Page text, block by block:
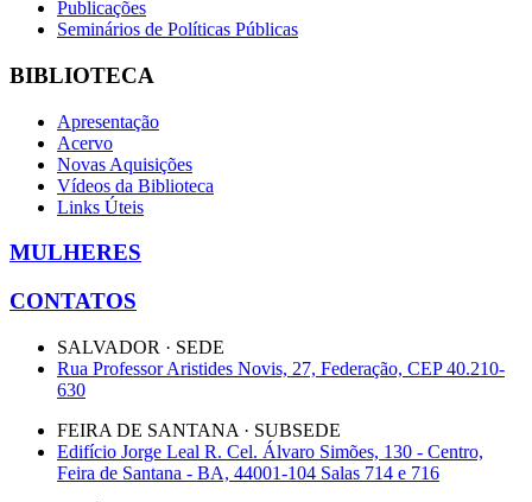
Publicações
Seminários de Políticas Públicas
BIBLIOTECA
Apresentação
Acervo
Novas Aquisições
Vídeos da Biblioteca
Links Úteis
MULHERES
CONTATOS
SALVADOR · SEDE
Rua Professor Aristides Novis, 27, Federação, CEP 40.210-
630
FEIRA DE SANTANA · SUBSEDE
Edifício Jorge Leal R. Cel. Álvaro Simões, 130 - Centro,
Feira de Santana - BA, 44001-104 Salas 714 e 716